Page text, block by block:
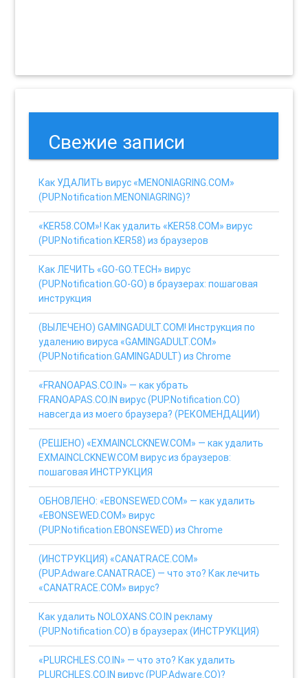
Свежие записи
Как УДАЛИТЬ вирус «MENONIAGRING.COM»
(PUP.Notification.MENONIAGRING)?
«KER58.COM»! Как удалить «KER58.COM» вирус
(PUP.Notification.KER58) из браузеров
Как ЛЕЧИТЬ «GO-GO.TECH» вирус
(PUP.Notification.GO-GO) в браузерах: пошаговая
инструкция
(ВЫЛЕЧЕНО) GAMINGADULT.COM! Инструкция по
удалению вируса «GAMINGADULT.COM»
(PUP.Notification.GAMINGADULT) из Chrome
«FRANOAPAS.CO.IN» — как убрать
FRANOAPAS.CO.IN вирус (PUP.Notification.CO)
навсегда из моего браузера? (РЕКОМЕНДАЦИИ)
(РЕШЕНО) «EXMAINCLCKNEW.COM» — как удалить
EXMAINCLCKNEW.COM вирус из браузеров:
пошаговая ИНСТРУКЦИЯ
ОБНОВЛЕНО: «EBONSEWED.COM» — как удалить
«EBONSEWED.COM» вирус
(PUP.Notification.EBONSEWED) из Chrome
(ИНСТРУКЦИЯ) «CANATRACE.COM»
(PUP.Adware.CANATRACE) — что это? Как лечить
«CANATRACE.COM» вирус?
Как удалить NOLOXANS.CO.IN рекламу
(PUP.Notification.CO) в браузерах (ИНСТРУКЦИЯ)
«PLURCHLES.CO.IN» — что это? Как удалить
PLURCHLES.CO.IN вирус (PUP.Adware.CO)?